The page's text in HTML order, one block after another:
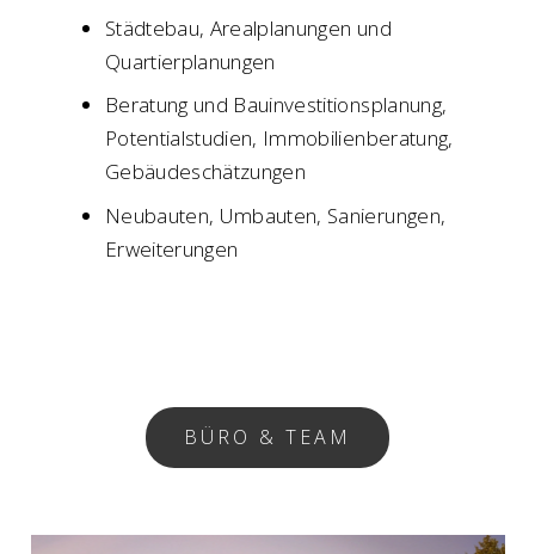
Städtebau, Arealplanungen und
Quartierplanungen
Beratung und Bauinvestitionsplanung,
Potentialstudien, Immobilienberatung,
Gebäudeschätzungen
Neubauten, Umbauten, Sanierungen,
Erweiterungen
BÜRO & TEAM